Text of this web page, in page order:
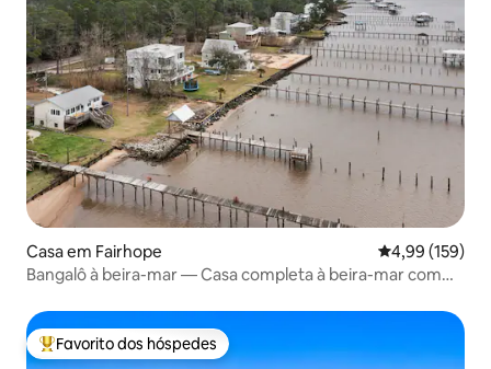
Casa em Fairhope Classificação
4,99 (159)
Bangalô à beira-mar — Casa completa à beira-mar com
Favoritos dos hóspedes mais apreciados
Favorito dos hóspedes